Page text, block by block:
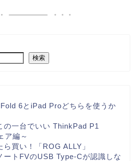
検索
6とiPad Proどちらを使うか
の一台でいい ThinkPad P1
ア編～
ら買い！「ROG ALLY」
ートFVのUSB Type-Cが認識しな